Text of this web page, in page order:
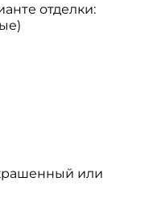
отделки:
или